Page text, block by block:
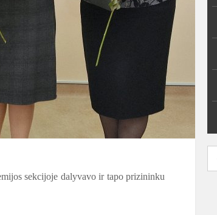
sekcijoje dalyvavo ir tapo prizininku